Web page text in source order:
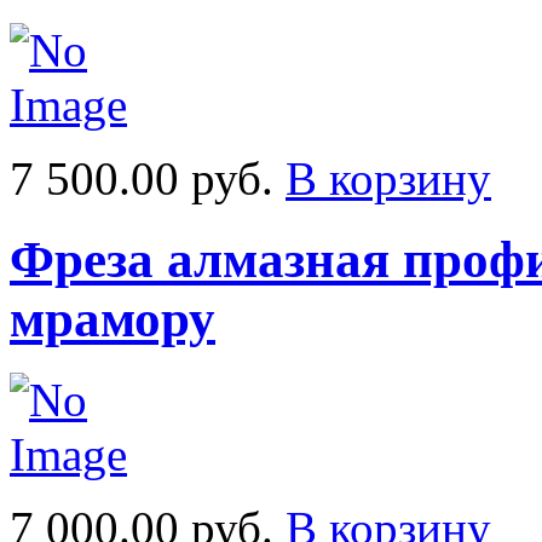
7 500.00 руб. В корзину
Фреза алмазная
мрамору
7 000.00 руб. В корзину